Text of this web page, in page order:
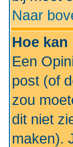
Naar
Hoe
Een
post (of
zou
dit niet
maken).